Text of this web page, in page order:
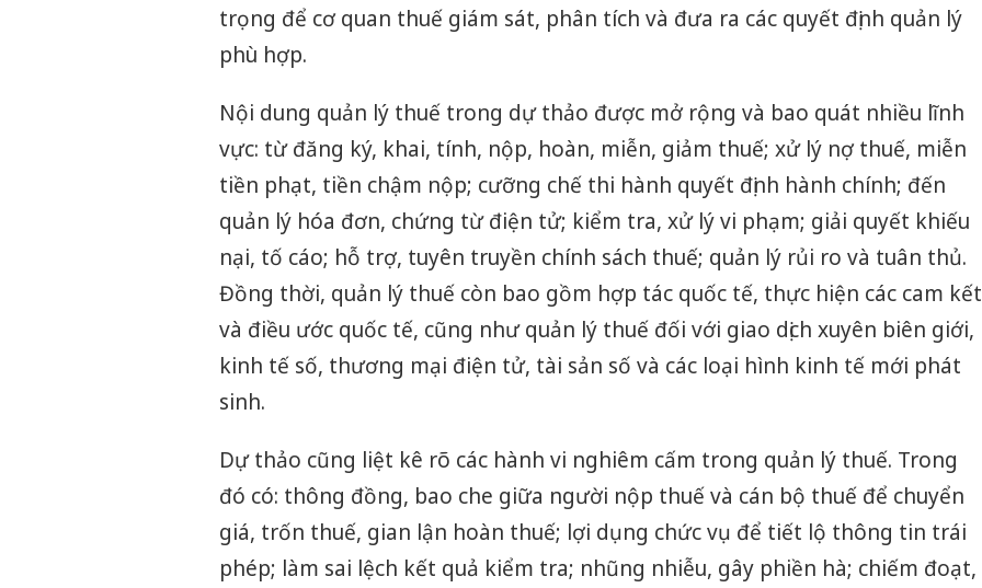
trọng để cơ quan thuế giám sát, phân tích và đưa ra các quyết định quản lý
phù hợp.
Nội dung quản lý thuế trong dự thảo được mở rộng và bao quát nhiều lĩnh
vực: từ đăng ký, khai, tính, nộp, hoàn, miễn, giảm thuế; xử lý nợ thuế, miễn
tiền phạt, tiền chậm nộp; cưỡng chế thi hành quyết định hành chính; đến
quản lý hóa đơn, chứng từ điện tử; kiểm tra, xử lý vi phạm; giải quyết khiếu
nại, tố cáo; hỗ trợ, tuyên truyền chính sách thuế; quản lý rủi ro và tuân thủ.
Đồng thời, quản lý thuế còn bao gồm hợp tác quốc tế, thực hiện các cam kết
và điều ước quốc tế, cũng như quản lý thuế đối với giao dịch xuyên biên giới,
kinh tế số, thương mại điện tử, tài sản số và các loại hình kinh tế mới phát
sinh.
Dự thảo cũng liệt kê rõ các hành vi nghiêm cấm trong quản lý thuế. Trong
đó có: thông đồng, bao che giữa người nộp thuế và cán bộ thuế để chuyển
giá, trốn thuế, gian lận hoàn thuế; lợi dụng chức vụ để tiết lộ thông tin trái
phép; làm sai lệch kết quả kiểm tra; nhũng nhiễu, gây phiền hà; chiếm đoạt,